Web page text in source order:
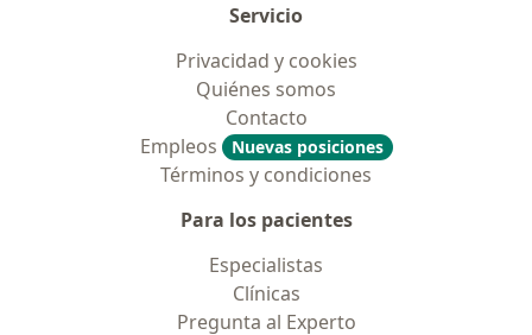
Servicio
Privacidad y cookies
Quiénes somos
Contacto
Empleos
Nuevas posiciones
Términos y condiciones
Para los pacientes
Especialistas
Clínicas
Pregunta al Experto